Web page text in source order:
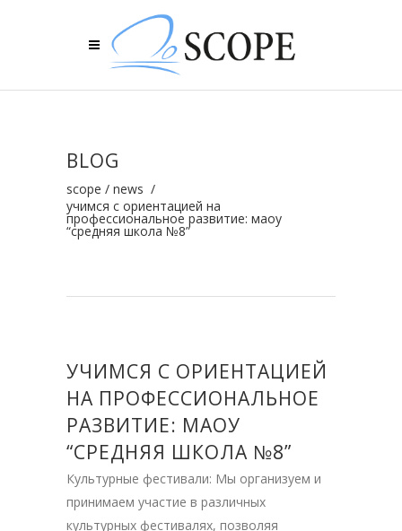
BLOG
scope / news /
учимся с ориентацией на
профессиональное развитие: маоу
“средняя школа №8”
УЧИМСЯ С ОРИЕНТАЦИЕЙ
НА ПРОФЕССИОНАЛЬНОЕ
РАЗВИТИЕ: МАОУ
“СРЕДНЯЯ ШКОЛА №8”
Культурные фестивали: Мы организуем и
принимаем участие в различных
культурных фестивалях, позволяя